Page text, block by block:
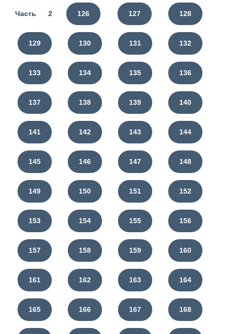
Часть 2 126 127 128
129 130 131 132
133 134 135 136
137 138 139 140
141 142 143 144
145 146 147 148
149 150 151 152
153 154 155 156
157 158 159 160
161 162 163 164
165 166 167 168